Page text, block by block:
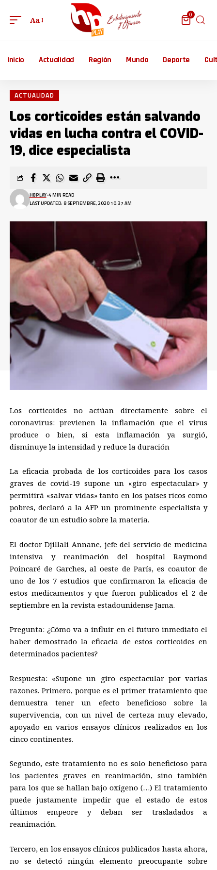
Aa
0
Inicio Actualidad Región Mundo Deporte
ACTUALIDAD
Los corticoides están salvando
vidas en lucha contra el COVID-
19, dice especialista
LAST UPDATED: 8 SEPTIEMBRE, 2020 10:37 AM
HBPLAY 4 MIN READ
Los corticoides no actúan directamente sobre el
coronavirus: previenen la inflamación que el virus
produce o bien, si esta inflamación ya surgió,
disminuye la intensidad y reduce la duración
La eficacia probada de los corticoides para los casos
graves de covid-19 supone un «giro espectacular» y
permitirá «salvar vidas» tanto en los países ricos como
pobres, declaró a la AFP un prominente especialista y
coautor de un estudio sobre la materia.
El doctor Djillali Annane, jefe del servicio de medicina
intensiva y reanimación del hospital Raymond
Poincaré de Garches, al oeste de París, es coautor de
uno de los 7 estudios que confirmaron la eficacia de
estos medicamentos y que fueron publicados el 2 de
septiembre en la revista estadounidense Jama.
Pregunta: ¿Cómo va a influir en el futuro inmediato el
haber demostrado la eficacia de estos corticoides en
determinados pacientes?
Respuesta: «Supone un giro espectacular por varias
razones. Primero, porque es el primer tratamiento que
demuestra tener un efecto beneficioso sobre la
supervivencia, con un nivel de certeza muy elevado,
apoyado en varios ensayos clínicos realizados en los
cinco continentes.
Segundo, este tratamiento no es solo beneficioso para
los pacientes graves en reanimación, sino también
para los que se hallan bajo oxígeno (…) El tratamiento
puede justamente impedir que el estado de estos
últimos empeore y deban ser trasladados a
reanimación.
Tercero, en los ensayos clínicos publicados hasta ahora,
no se detectó ningún elemento preocupante sobre